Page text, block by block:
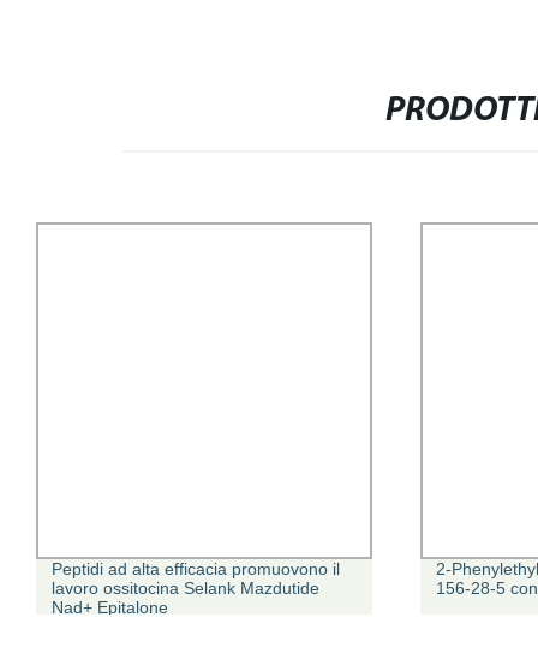
Peptidi ad alta efficacia promuovono il
lavoro ossitocina Selank Mazdutide
Nad+ Epitalone
2-
156-28-5